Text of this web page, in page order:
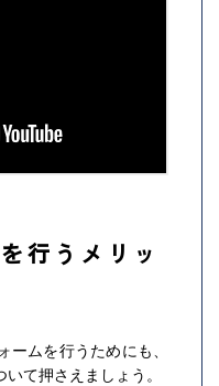
行うメリッ
ームを行うためにも、
て押さえましょう。